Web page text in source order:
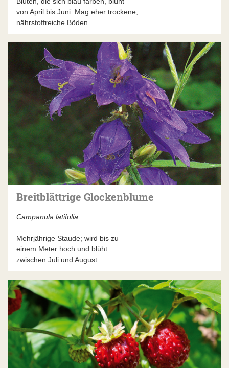
von April bis Juni. Mag eher trockene,
nährstoffreiche Böden.
Breitblättrige Glockenblume
Campanula latifolia
Mehrjährige Staude; wird bis zu
einem Meter hoch und blüht
zwischen Juli und August.